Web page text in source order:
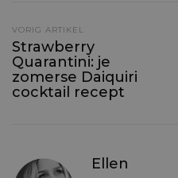
VORIG ARTIKEL
Strawberry
Quarantini: je
zomerse Daiquiri
cocktail recept
Ellen